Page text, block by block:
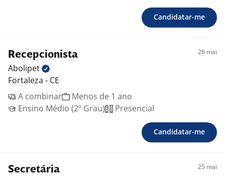
Candidatar-me
Recepcionista 28 mai
Abolipet
Fortaleza - CE
A combinar
Menos de 1 ano
Ensino Médio (2º Grau)
Presencial
Candidatar-me
Secretária 25 mai